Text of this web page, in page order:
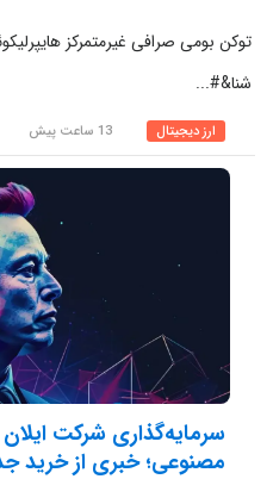
شنا&#...
ارز دیجیتال 13 ساعت پیش
سرمایه‌گذاری شرکت
مصنوعی؛ خبری از خرید